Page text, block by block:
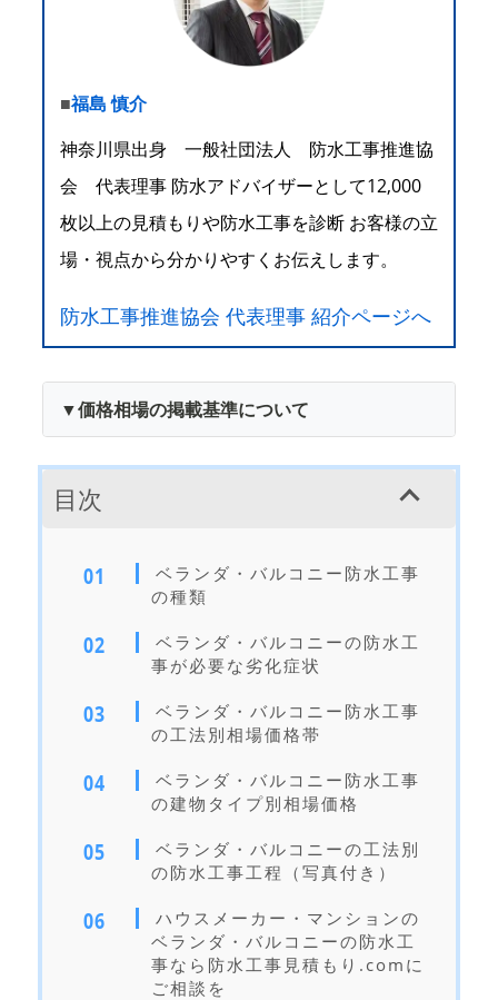
■福島 慎介
神奈川県出身 一般社団法人 防水工事推進協
会 代表理事 防水アドバイザーとして12,000
枚以上の見積もりや防水工事を診断 お客様の立
場・視点から分かりやすくお伝えします。
防水工事推進協会 代表理事 紹介ページへ
▼価格相場の掲載基準について
目次
ベランダ・バルコニー防水工事
の種類
ベランダ・バルコニーの防水工
事が必要な劣化症状
ベランダ・バルコニー防水工事
の工法別相場価格帯
ベランダ・バルコニー防水工事
の建物タイプ別相場価格
ベランダ・バルコニーの工法別
の防水工事工程（写真付き）
ハウスメーカー・マンションの
ベランダ・バルコニーの防水工
事なら防水工事見積もり.comに
ご相談を